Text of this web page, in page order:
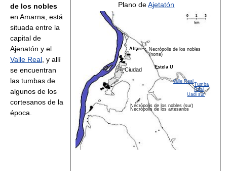
Plano deAjetatón
Valle Real
Tumba
Real
Uadi sur
Altares
Necrópolis de los nobles
(norte)
Estela U
Necrópolis de los nobles (sur)
Necrópolis de los artesanos
Ciudad
de los nobles
en Amarna, está
situada entre la
capital de
Ajenatón y el
Valle Real , y allí
se encuentran
las tumbas de
algunos de los
cortesanos de la
época.